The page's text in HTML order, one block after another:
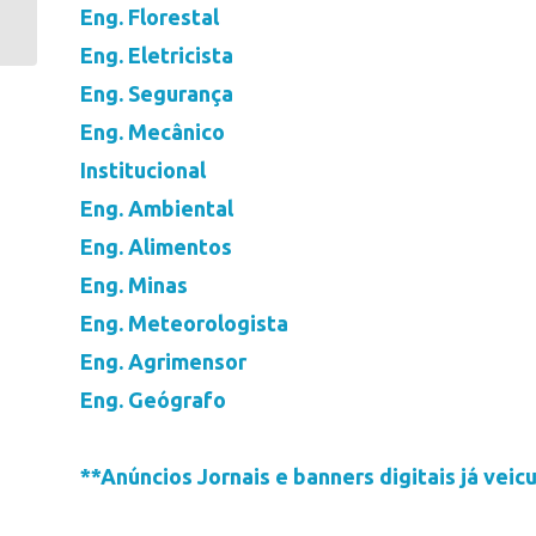
Eng. Florestal
Eng. Eletricista
Eng. Segurança
Eng. Mecânico
Institucional
Eng. Ambiental
Eng. Alimentos
Eng. Minas
Eng. Meteorologista
Eng. Agrimensor
Eng. Geógrafo
**Anúncios Jornais e banners digitais já
encontros
Congresso Estadual...